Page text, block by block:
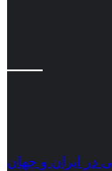
در ایران و جهان